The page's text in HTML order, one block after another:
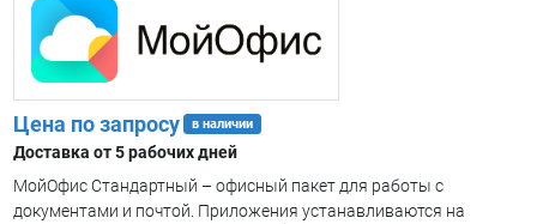
Цена по запросу в наличии
Доставка от 5 рабочих дней
МойОфис Стандартный – офисный пакет для работы с
документами и почтой. Приложения устанавливаются на